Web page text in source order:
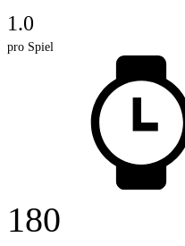
1.0
pro Spiel
180